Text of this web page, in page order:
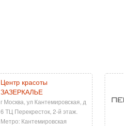
Центр красоты
ЗАЗЕРКАЛЬЕ
г Москва, ул Кантемировская, д
6 ТЦ Перекресток, 2-й этаж.
Метро: Кантемировская